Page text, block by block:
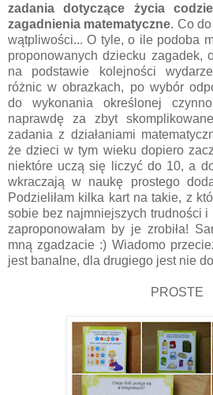
zadania dotyczące życia
zagadnienia matematyczne. Co
wątpliwości... O tyle, o ile podoba
proponowanych dziecku zagadek,
na podstawie kolejności
różnic w obrazkach, po wybór
do wykonania określonej
naprawdę za zbyt
zadania z działaniami
że dzieci w tym wieku dopiero
niektóre uczą się liczyć do 10, a
wkraczają w naukę prostego
Podzieliłam kilka kart na takie, z
sobie bez najmniejszych trudności i
zaproponowałam by je zrobiła!
mną zgadzacie :) Wiadomo
jest banalne, dla drugiego jest nie
PROSTE